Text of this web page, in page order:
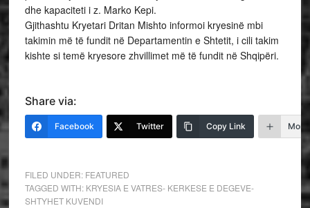
dhe kapaciteti i z. Marko Kepi.
Gjithashtu Kryetari Dritan Mishto informoi kryesinë mbi
takimin më të fundit në Departamentin e Shtetit, i cili takim
kishte si temë kryesore zhvillimet më të fundit në Shqipëri.
Share via:
Facebook Twitter Copy Link More
FILED UNDER: FEATURED
TAGGED WITH: KRYESIA E VATRES- KERKESE E DEGEVE-
SHTYHET KUVENDI